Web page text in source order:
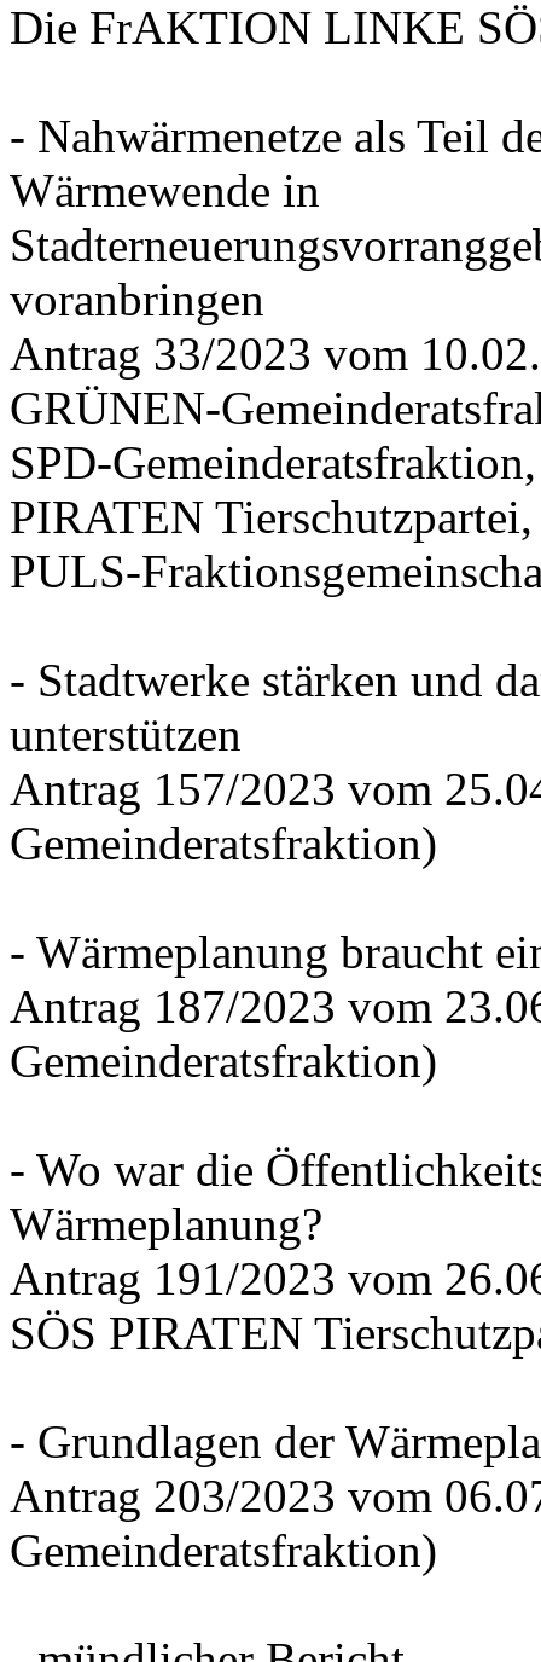
Die FrAKTION LINKE
- Nahwärmenetze als Teil
Wärmewende in
voranbringen
Antrag 33/2023 vom
GRÜNEN-
SPD-
PIRATEN Tierschutzpartei,
PULS-
- Stadtwerke stärken und
unterstützen
Antrag 157/2023 vom
Gemeinderatsfraktion)
- Wärmeplanung braucht
Antrag 187/2023 vom
Gemeinderatsfraktion)
- Wo war die
Wärmeplanung?
Antrag 191/2023 vom
SÖS PIRATEN
- Grundlagen der
Antrag 203/2023 vom
Gemeinderatsfraktion)